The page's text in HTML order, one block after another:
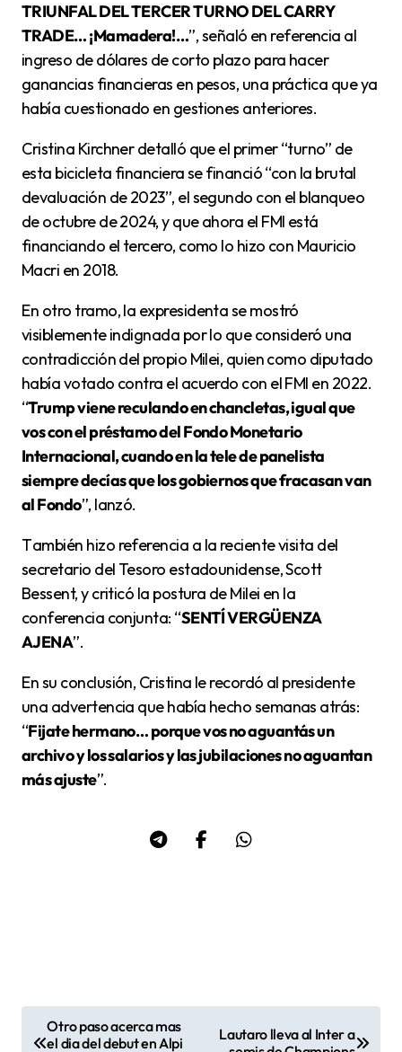
TRIUNFAL DEL TERCER TURNO DEL CARRY
TRADE… ¡Mamadera!…”, señaló en referencia al
ingreso de dólares de corto plazo para hacer
ganancias financieras en pesos, una práctica que ya
había cuestionado en gestiones anteriores.
Cristina Kirchner detalló que el primer “turno” de
esta bicicleta financiera se financió “con la brutal
devaluación de 2023”, el segundo con el blanqueo
de octubre de 2024, y que ahora el FMI está
financiando el tercero, como lo hizo con Mauricio
Macri en 2018.
En otro tramo, la expresidenta se mostró
visiblemente indignada por lo que consideró una
contradicción del propio Milei, quien como diputado
había votado contra el acuerdo con el FMI en 2022.
“Trump viene reculando en chancletas, igual que
vos con el préstamo del Fondo Monetario
Internacional, cuando en la tele de panelista
siempre decías que los gobiernos que fracasan van
al Fondo”, lanzó.
También hizo referencia a la reciente visita del
secretario del Tesoro estadounidense, Scott
Bessent, y criticó la postura de Milei en la
conferencia conjunta: “SENTÍ VERGÜENZA
AJENA”.
En su conclusión, Cristina le recordó al presidente
una advertencia que había hecho semanas atrás:
“Fijate hermano… porque vos no aguantás un
archivo y los salarios y las jubilaciones no aguantan
más ajuste”.
N
Otro paso acerca mas
el dia del debut en Alpi
Lautaro lleva al Inter a